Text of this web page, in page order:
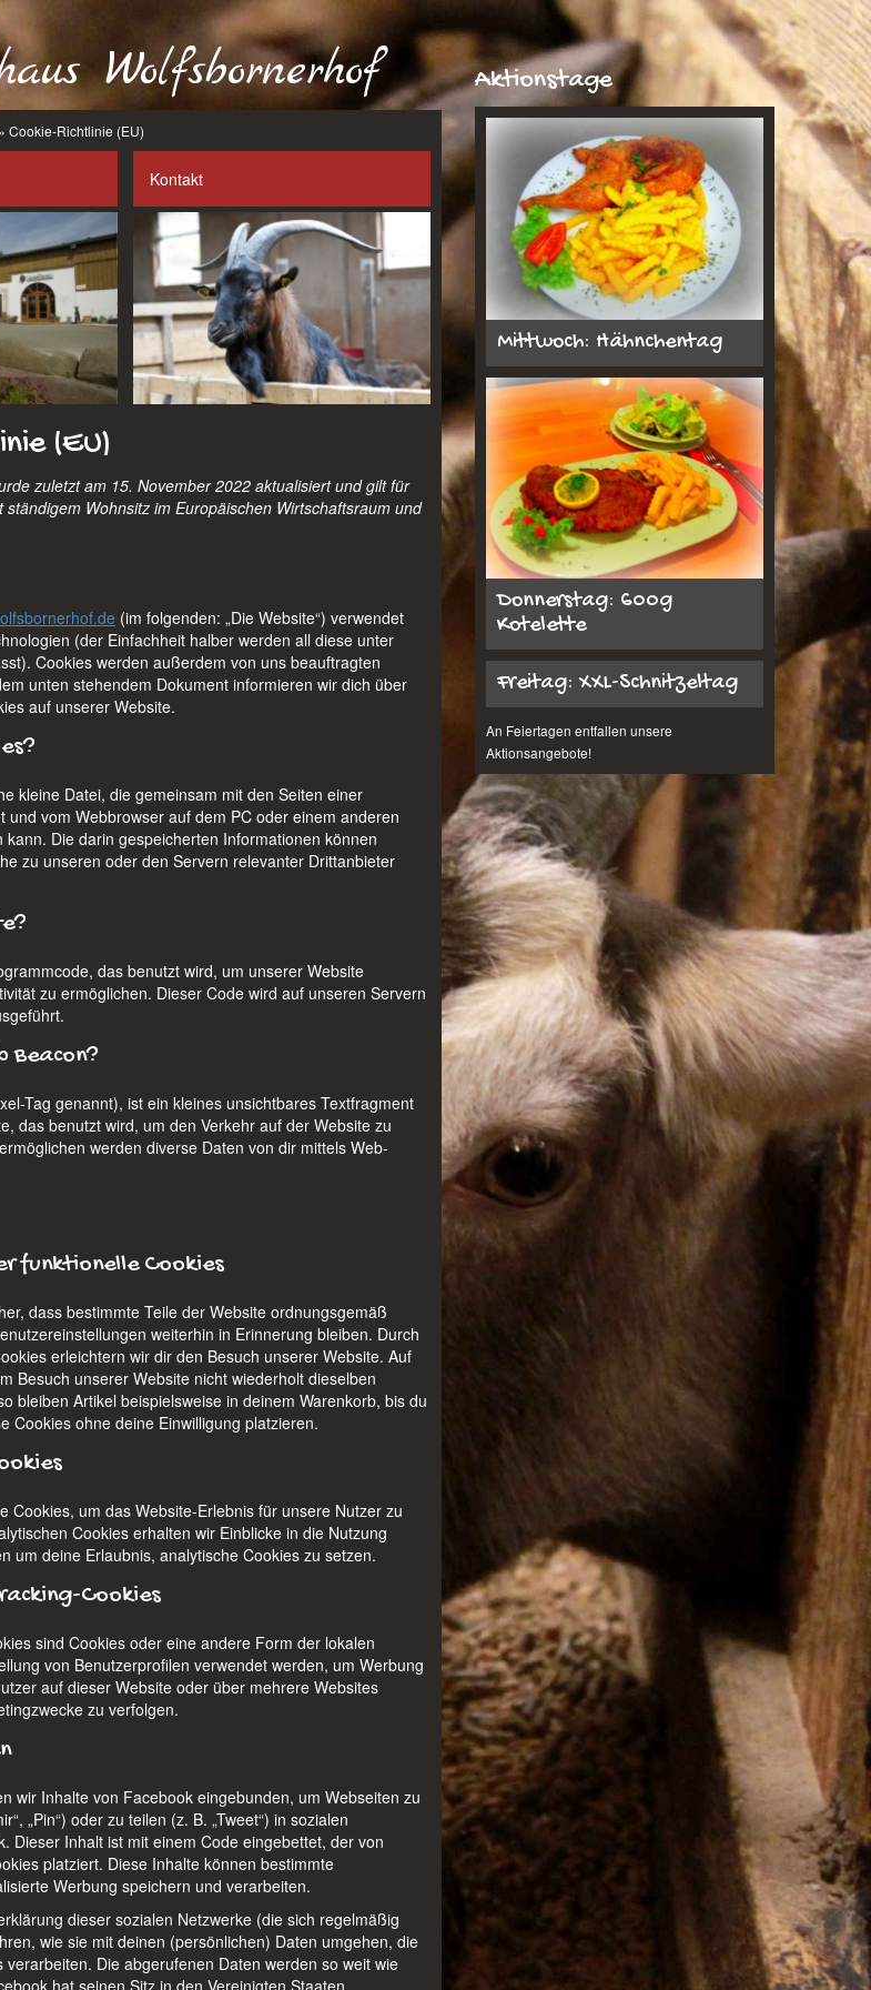
Wolfsbornerhof
» Cookie-Richtlinie (EU)
Kontakt
(EU)
zuletzt am 15. November 2022 aktualisiert und gilt für
Wohnsitz im Europäischen Wirtschaftsraum und
(im folgenden: „Die Website“) verwendet
(der Einfachheit halber werden all diese unter
Cookies werden außerdem von uns beauftragten
unten stehendem Dokument informieren wir dich über
auf unserer Website.
kleine Datei, die gemeinsam mit den Seiten einer
und vom Webbrowser auf dem PC oder einem anderen
Die darin gespeicherten Informationen können
zu unseren oder den Servern relevanter Drittanbieter
das benutzt wird, um unserer Website
zu ermöglichen. Dieser Code wird auf unseren Servern
Beacon?
Tag genannt), ist ein kleines unsichtbares Textfragment
das benutzt wird, um den Verkehr auf der Website zu
werden diverse Daten von dir mittels Web-
funktionelle Cookies
dass bestimmte Teile der Website ordnungsgemäß
weiterhin in Erinnerung bleiben. Durch
erleichtern wir dir den Besuch unserer Website. Auf
Besuch unserer Website nicht wiederholt dieselben
bleiben Artikel beispielsweise in deinem Warenkorb, bis du
Cookies ohne deine Einwilligung platzieren.
Cookies, um das Website-Erlebnis für unsere Nutzer zu
Cookies erhalten wir Einblicke in die Nutzung
um deine Erlaubnis, analytische Cookies zu setzen.
Cookies
sind Cookies oder eine andere Form der lokalen
von Benutzerprofilen verwendet werden, um Werbung
auf dieser Website oder über mehrere Websites
zu verfolgen.
wir Inhalte von Facebook eingebunden, um Webseiten zu
„Pin“) oder zu teilen (z. B. „Tweet“) in sozialen
Dieser Inhalt ist mit einem Code eingebettet, der von
platziert. Diese Inhalte können bestimmte
Werbung speichern und verarbeiten.
dieser sozialen Netzwerke (die sich regelmäßig
wie sie mit deinen (persönlichen) Daten umgehen, die
verarbeiten. Die abgerufenen Daten werden so weit wie
Aktionstage
Mittwoch: Hähnchentag
Donnerstag: 600g
Kotelette
Freitag: XXL-Schnitzeltag
An Feiertagen entfallen unsere
Aktionsangebote!